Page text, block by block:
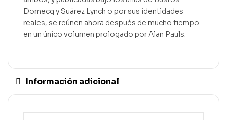
Domecq y Suárez Lynch o por sus identidades
reales, se reúnen ahora después de mucho tiempo
en un único volumen prologado por Alan Pauls.
Información adicional